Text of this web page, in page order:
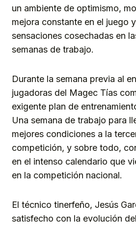
un ambiente de optimismo,
mejora constante en el juego
sensaciones cosechadas en
semanas de trabajo.
Durante la semana previa al
jugadoras del Magec Tías
exigente plan de
Una semana de trabajo para
mejores condiciones a la
competición, y sobre todo,
en el intenso calendario que
en la competición nacional.
El técnico tinerfeño, Jesús
satisfecho con la evolución